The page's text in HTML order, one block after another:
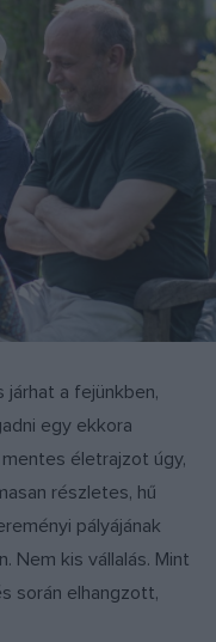
a fejünkben,
egy ekkora
életrajzot úgy,
részletes, hű
pályájának
Nem kis vállalás. Mint
során elhangzott,